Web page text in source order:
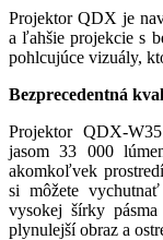
Projektor QDX je
a ľahšie projekcie s
pohlcujúce vizuály,
Bezprecedentná
Projektor QDX-
jasom 33 000
akomkoľvek
si môžete
vysokej šírky
plynulejší obraz a